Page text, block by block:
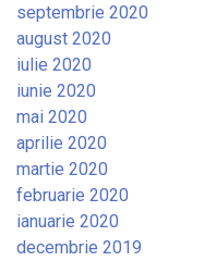
septembrie 2020
august 2020
iulie 2020
iunie 2020
mai 2020
aprilie 2020
martie 2020
februarie 2020
ianuarie 2020
decembrie 2019